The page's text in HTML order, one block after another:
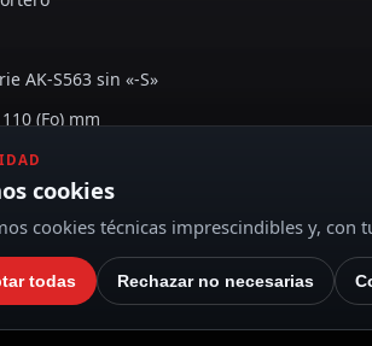
AK-S563 sin «-S»
(Fo) mm
cookies
cookies técnicas imprescindibles y,
todas Rechazar no necesarias